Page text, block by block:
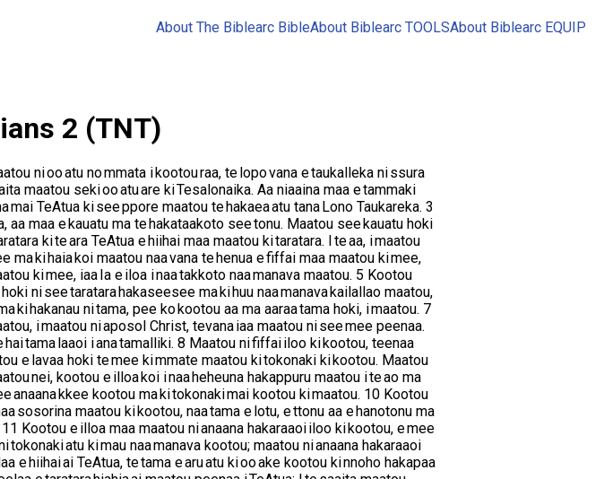
About The Biblearc BibleAbout Biblearc TOOLSAbout Biblearc EQUIP
2 (TNT)
ni oo atu no mmata i kootou raa, te lopo vana e taukalleka ni ssura
maatou seki oo atu are ki Tesalonaika. Aa niaaina maa e tammaki
TeAtua ki see ppore maatou te hakaea atu tana Lono Taukareka. 3
aa maa e kauatu ma te hakataakoto see tonu. Maatou see kauatu hoki
ki te ara TeAtua e hiihai maa maatou ki taratara. I te aa, i maatou
ki haia koi maatou naa vana te henua e fiffai maa maatou ki mee,
ki mee, iaa Ia e iloa i naa takkoto naa manava maatou. 5 Kootou
ni see taratara hakaseesee ma ki huu naa manava kailallao maatou,
ki hakanau ni tama, pee ko kootou aa ma aaraa tama hoki, i maatou. 7
i maatou ni aposol Christ, tevana iaa maatou ni see mee peenaa.
tama laaoi i ana tamalliki. 8 Maatou ni fiffai iloo ki kootou, teenaa
e lavaa hoki te mee ki mmate maatou ki tokonaki ki kootou. Maatou
nei, kootou e illoa koi i naa heheuna hakappuru maatou i te ao ma
anaana kkee kootou ma ki tokonaki mai kootou ki maatou. 10 Kootou
sosorina maatou ki kootou, naa tama e lotu, e ttonu aa e hanotonu ma
Kootou e illoa maa maatou ni anaana hakaraaoi iloo ki kootou, e mee
atu ki mau naa manava kootou; maatou ni anaana hakaraaoi
hiihai ai TeAtua, te tama e aru atu ki oo ake kootou ki nnoho hakapaa